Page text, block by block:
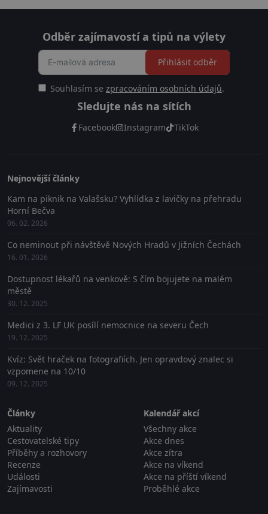
Odběr zajímavostí a tipů na výlety
Souhlasím se zpracováním osobních údajů.
Přihlásit odběr
Sledujte nás na sítích
Facebook Instagram TikTok
Nejnovější články
Kam na piknik na Valašsku? Vyhlídka z lavičky na přehradu
Horní Bečva
06. 02. 2026
Co neminout při návštěvě Nových Hradů v Jižních Čechách
16. 01. 2026
Dostupnost lékařů na venkově: S čím bojujete na malém
městě
30. 12. 2025
Medici z 3. LF UK posílí nemocnice na severu Čech
19. 12. 2025
Kvíz: Svět hraček na fotografiích. Jen opravdový znalec si
vzpomene na 10/10
09. 12. 2025
Články
Aktuality
Cestovatelské tipy
Příběhy a rozhovory
Recenze
Události
Zajímavosti
Kalendář akcí
Všechny akce
Akce dnes
Akce zítra
Akce na víkend
Akce na příští víkend
Proběhlé akce